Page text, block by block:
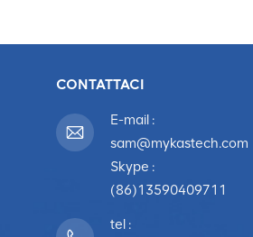
CONTATTACI
E-mail :
sam@mykastech.com
Skype :
(86)13590409711
tel :